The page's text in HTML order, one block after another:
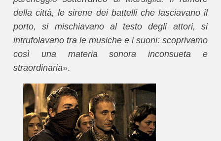
della città, le sirene dei battelli che lasciavano il
porto, si mischiavano al testo degli attori, si
intrufolavano tra le musiche e i suoni: scoprivamo
così una materia sonora inconsueta e
straordinaria».